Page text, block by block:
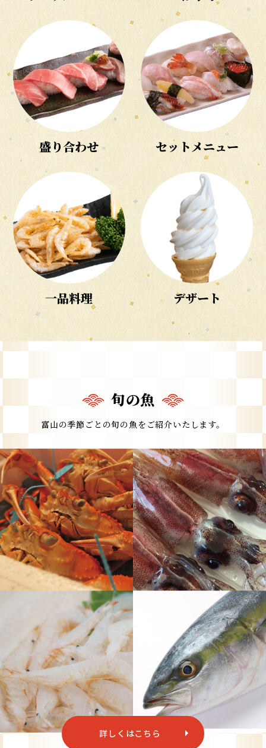
盛り合わせ セットメニュー
一品料理 デザート
旬の魚
富山の季節ごとの旬の魚をご紹介いたします。
詳しくはこちら